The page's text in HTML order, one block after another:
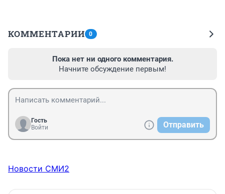
КОММЕНТАРИИ 0
Пока нет ни одного комментария.
Начните обсуждение первым!
Гость
Войти
Отправить
Новости СМИ2